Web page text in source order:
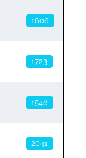
1606
1723
1548
2041